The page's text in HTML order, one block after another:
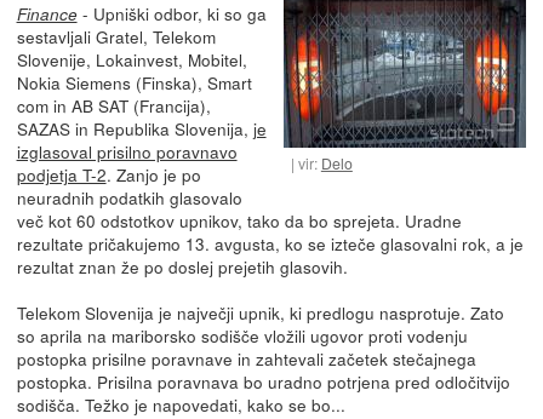
vir: Delo
Finance- Upniški odbor, ki so ga
sestavljali Gratel, Telekom
Slovenije, Lokainvest, Mobitel,
Nokia Siemens (Finska), Smart
com in AB SAT (Francija),
SAZAS in Republika Slovenija, je
izglasoval prisilno poravnavo
podjetja T-2. Zanjo je po
neuradnih podatkih glasovalo
več kot 60 odstotkov upnikov, tako da bo sprejeta. Uradne
rezultate pričakujemo 13. avgusta, ko se izteče glasovalni rok, a je
rezultat znan že po doslej prejetih glasovih.
Telekom Slovenija je največji upnik, ki predlogu nasprotuje. Zato
so aprila na mariborsko sodišče vložili ugovor proti vodenju
postopka prisilne poravnave in zahtevali začetek stečajnega
postopka. Prisilna poravnava bo uradno potrjena pred odločitvijo
sodišča. Težko je napovedati, kako se bo...